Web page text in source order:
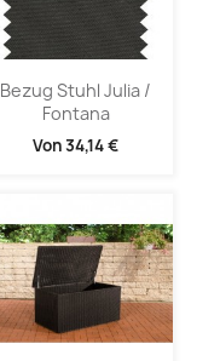
Bezug Stuhl Julia /
Fontana
Von34,14 €